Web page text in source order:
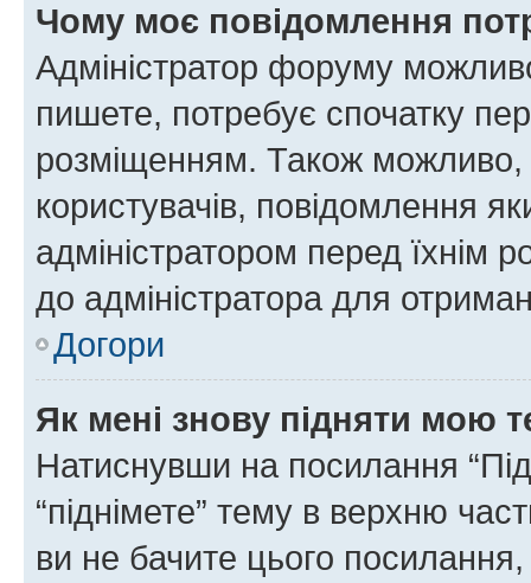
Чому моє повідомлення
Адміністратор форуму
пишете, потребує спочатку
розміщенням. Також можливо,
користувачів, повідомлення
адміністратором перед їхнім
до адміністратора для
Догори
Як мені знову підняти мою
Натиснувши на посилання
“піднімете” тему в верхню
ви не бачите цього